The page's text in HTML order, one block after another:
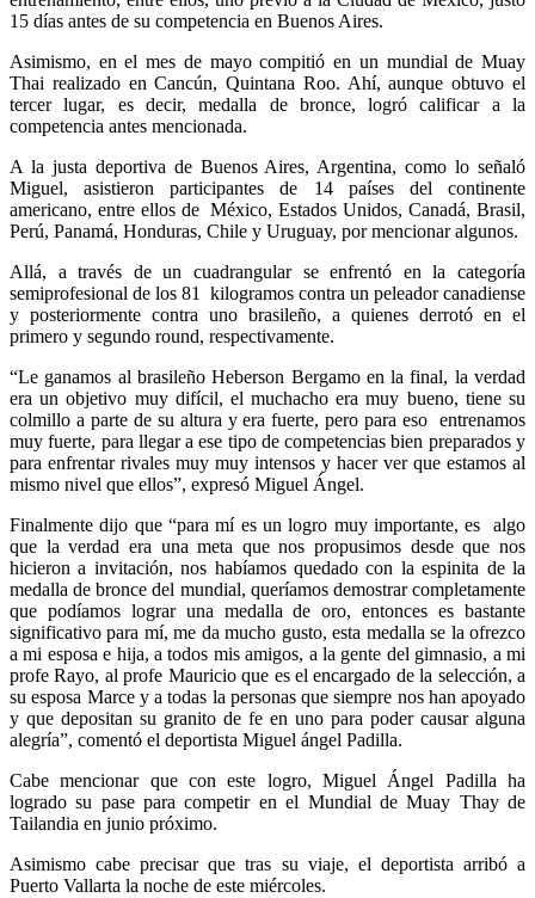
15 días antes de su competencia en Buenos Aires.
Asimismo, en el mes de mayo compitió en un mundial de Muay
Thai realizado en Cancún, Quintana Roo. Ahí, aunque obtuvo el
tercer lugar, es decir, medalla de bronce, logró calificar a la
competencia antes mencionada.
A la justa deportiva de Buenos Aires, Argentina, como lo señaló
Miguel, asistieron participantes de 14 países del continente
americano, entre ellos de México, Estados Unidos, Canadá, Brasil,
Perú, Panamá, Honduras, Chile y Uruguay, por mencionar algunos.
Allá, a través de un cuadrangular se enfrentó en la categoría
semiprofesional de los 81
kilogramos contra un peleador canadiense
y posteriormente contra uno brasileño, a quienes derrotó en el
primero y segundo round, respectivamente.
“Le ganamos al brasileño Heberson Bergamo en la final, la verdad
era un objetivo muy difícil, el muchacho era muy bueno, tiene su
colmillo a parte de su altura y era fuerte, pero para eso entrenamos
muy fuerte, para llegar a ese tipo de competencias bien preparados y
para enfrentar rivales muy muy intensos y hacer ver que estamos al
mismo nivel que ellos”, expresó Miguel Ángel.
Finalmente dijo que “para mí es un logro muy importante, es
algo
que la verdad era una meta que nos propusimos desde que nos
hicieron a invitación, nos habíamos quedado con la espinita de la
medalla de bronce del mundial, queríamos demostrar completamente
que podíamos lograr una medalla de oro, entonces es bastante
significativo para mí, me da mucho gusto, esta medalla se la ofrezco
a mi esposa e hija, a todos mis amigos, a la gente del gimnasio, a mi
profe Rayo, al profe Mauricio que es el encargado de la selección, a
su esposa Marce y a todas la personas que siempre nos han apoyado
y que depositan su granito de fe en uno para poder causar alguna
alegría”, comentó el deportista Miguel ángel Padilla.
Cabe mencionar que con este logro, Miguel Ángel Padilla ha
logrado su pase para competir en el Mundial de Muay Thay de
Tailandia en junio próximo.
Asimismo cabe precisar que tras su viaje, el deportista arribó a
Puerto Vallarta la noche de este miércoles.